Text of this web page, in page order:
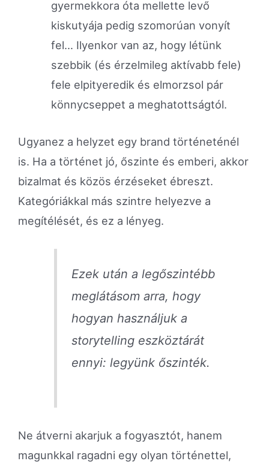
gyermekkora óta mellette levő
kiskutyája pedig szomorúan vonyít
fel… Ilyenkor van az, hogy létünk
szebbik (és érzelmileg aktívabb fele)
fele elpityeredik és elmorzsol pár
könnycseppet a meghatottságtól.
Ugyanez a helyzet egy brand történeténél
is. Ha a történet jó, őszinte és emberi, akkor
bizalmat és közös érzéseket ébreszt.
Kategóriákkal más szintre helyezve a
megítélését, és ez a lényeg.
Ezek után a legőszintébb
meglátásom arra, hogy
hogyan használjuk a
storytelling eszköztárát
ennyi: legyünk őszinték.
Ne átverni akarjuk a fogyasztót, hanem
magunkkal ragadni egy olyan történettel,